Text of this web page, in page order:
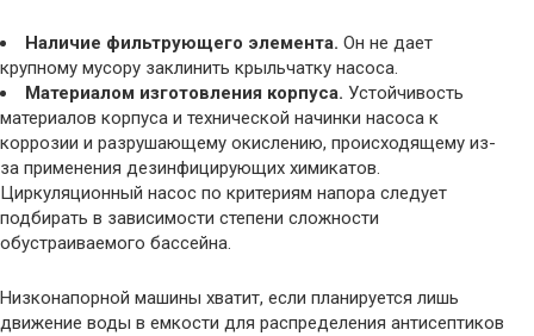
Наличие фильтрующего элемента. Он не дает
крупному мусору заклинить крыльчатку насоса.
Материалом изготовления корпуса. Устойчивость
материалов корпуса и технической начинки насоса к
коррозии и разрушающему окислению, происходящему из-
за применения дезинфицирующих химикатов.
Циркуляционный насос по критериям напора следует
подбирать в зависимости степени сложности
обустраиваемого бассейна.
Низконапорной машины хватит, если планируется лишь
движение воды в емкости для распределения антисептиков